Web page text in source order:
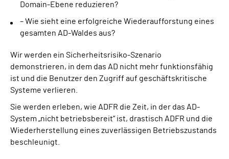
Domain-Ebene reduzieren?
– Wie sieht eine erfolgreiche Wiederaufforstung eines
gesamten AD-Waldes aus?
Wir werden ein Sicherheitsrisiko-Szenario
demonstrieren, in dem das AD nicht mehr funktionsfähig
ist und die Benutzer den Zugriff auf geschäftskritische
Systeme verlieren.
Sie werden erleben, wie ADFR die Zeit, in der das AD-
System „nicht betriebsbereit“ ist, drastisch ADFR und die
Wiederherstellung eines zuverlässigen Betriebszustands
beschleunigt.